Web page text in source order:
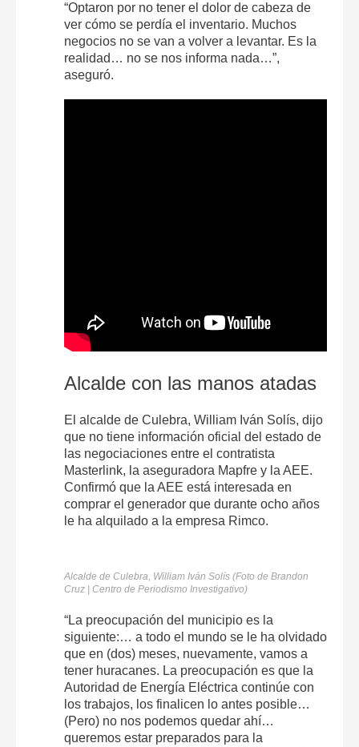
“Optaron por no tener el dolor de cabeza de
ver cómo se perdía el inventario. Muchos
negocios no se van a volver a levantar. Es la
realidad… no se nos informa nada…”,
aseguró.
Alcalde con las manos atadas
El alcalde de Culebra, William Iván Solís, dijo
que no tiene información oficial del estado de
las negociaciones entre el contratista
Masterlink, la aseguradora Mapfre y la AEE.
Confirmó que la AEE está interesada en
comprar el generador que durante ocho años
le ha alquilado a la empresa Rimco.
Alcalde de Culebra, William Iván Solís (Foto de Brandon
Cruz | Centro de Periodismo Investigativo)
“La preocupación del municipio es la
siguiente:… a todo el mundo se le ha olvidado
que en (dos) meses, nuevamente, vamos a
tener huracanes. La preocupación es que la
Autoridad de Energía Eléctrica continúe con
los trabajos, los finalicen lo antes posible…
(Pero) no nos podemos quedar ahí…
queremos estar preparados para la